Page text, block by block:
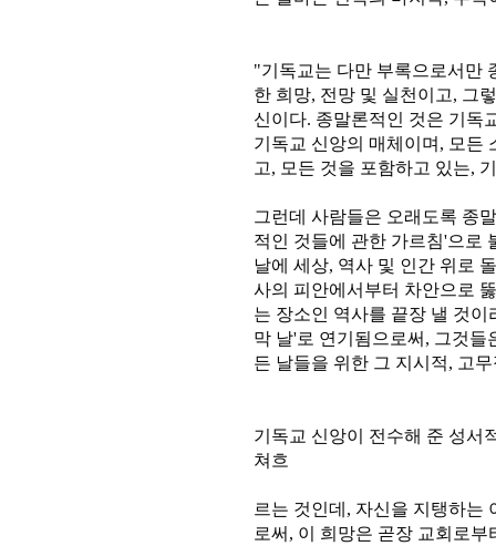
"기독교는 다만 부록으로서만
한 희망, 전망 및 실천이고, 그
신이다. 종말론적인 것은 기독
기독교 신앙의 매체이며, 모든
고, 모든 것을 포함하고 있는,
그런데 사람들은 오래도록 종
적인 것들에 관한 가르침'으로
날에 세상, 역사 및 인간 위로
사의 피안에서부터 차안으로
는 장소인 역사를 끝장 낼 것
막 날'로 연기됨으로써, 그것
든 날들을 위한 그 지시적, 고
기독교 신앙이 전수해 준 성서
쳐흐
르는 것인데, 자신을 지탱하는
로써, 이 희망은 곧장 교회로